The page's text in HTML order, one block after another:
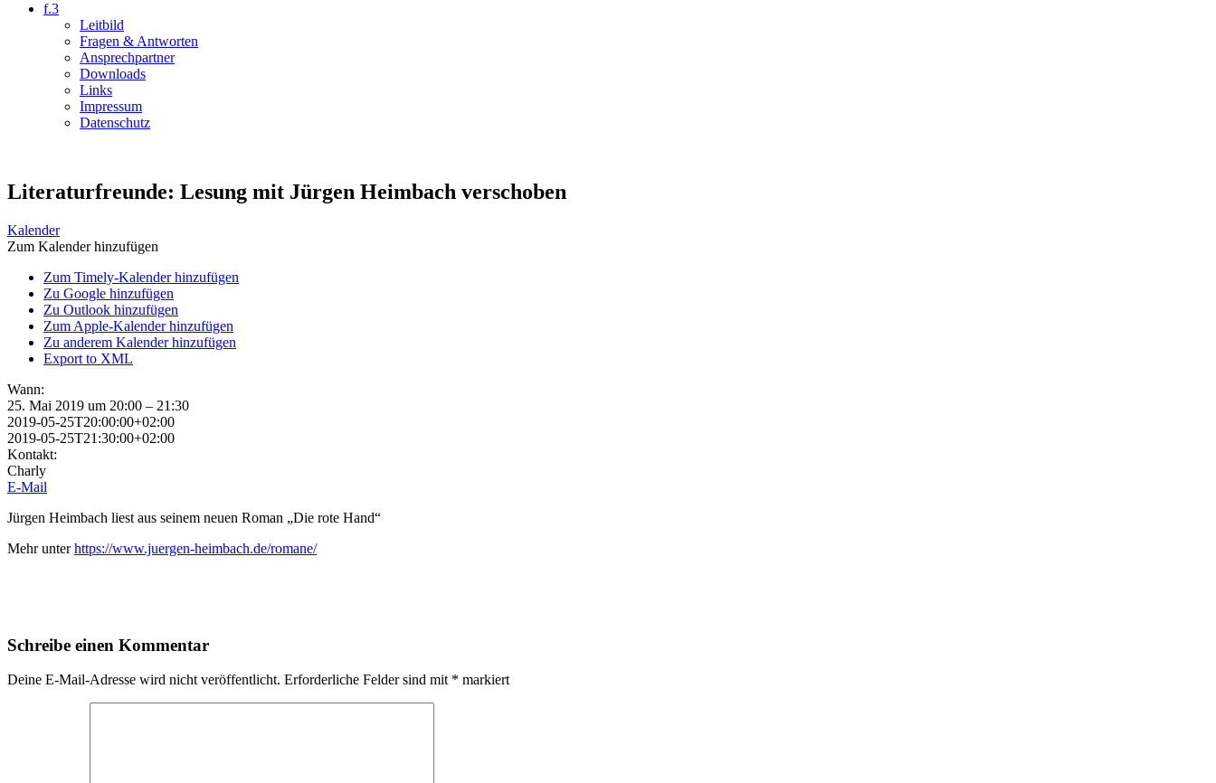
f.3
Leitbild
Fragen & Antworten
Ansprechpartner
Downloads
Links
Impressum
Datenschutz
Literaturfreunde: Lesung mit Jürgen Heimbach verschoben
Kalender
Zum Kalender hinzufügen
Zum Timely-Kalender hinzufügen
Zu Google hinzufügen
Zu Outlook hinzufügen
Zum Apple-Kalender hinzufügen
Zu anderem Kalender hinzufügen
Export to XML
Wann:
25. Mai 2019 um 20:00 – 21:30
2019-05-25T20:00:00+02:00
2019-05-25T21:30:00+02:00
Kontakt:
Charly
E-Mail
Jürgen Heimbach liest aus seinem neuen Roman „Die rote Hand“
Mehr unterhttps://www.juergen-heimbach.de/romane/
Schreibe einen Kommentar
Deine E-Mail-Adresse wird nicht veröffentlicht. Erforderliche Felder sind mit * markiert